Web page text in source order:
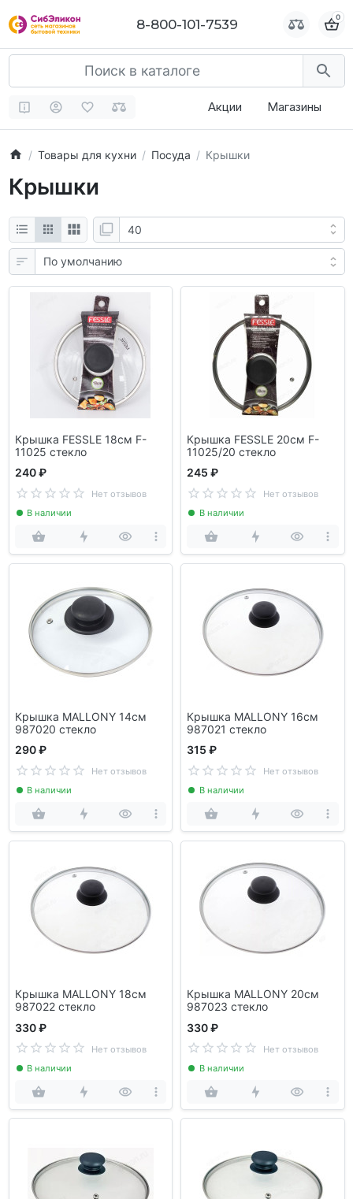
8-800-101-7539 0
Акции Магазины
Товары для кухни Посуда Крышки
Крышки
Крышка FESSLE 18см F-
11025 стекло
240 ₽
Нет отзывов
В наличии
Крышка FESSLE 20см F-
11025/20 стекло
245 ₽
Нет отзывов
В наличии
Крышка MALLONY 14см
987020 стекло
290 ₽
Нет отзывов
В наличии
Крышка MALLONY 16см
987021 стекло
315 ₽
Нет отзывов
В наличии
Крышка MALLONY 18см
987022 стекло
330 ₽
Нет отзывов
В наличии
Крышка MALLONY 20см
987023 стекло
330 ₽
Нет отзывов
В наличии
8-800-101-7539 0